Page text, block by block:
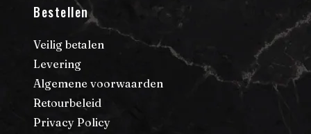
Bestellen
Veilig betalen
Levering
Algemene voorwaarden
Retourbeleid
Privacy Policy